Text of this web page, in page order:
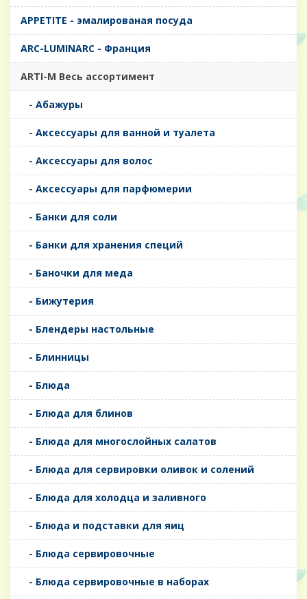
APPETITE - эмалированая посуда
ARC-LUMINARC - Франция
ARTI-M Весь ассортимент
- Абажуры
- Аксессуары для ванной и туалета
- Аксессуары для волос
- Аксессуары для парфюмерии
- Банки для соли
- Банки для хранения специй
- Баночки для меда
- Бижутерия
- Блендеры настольные
- Блинницы
- Блюда
- Блюда для блинов
- Блюда для многослойных салатов
- Блюда для сервировки оливок и солений
- Блюда для холодца и заливного
- Блюда и подставки для яиц
- Блюда сервировочные
- Блюда сервировочные в наборах